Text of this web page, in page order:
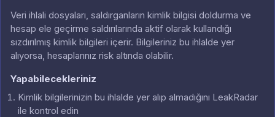
Veri ihlali dosyaları, saldırganların kimlik bilgisi doldurma ve
hesap ele geçirme saldırılarında aktif olarak kullandığı
sızdırılmış kimlik bilgileri içerir. Bilgileriniz bu ihlalde yer
alıyorsa, hesaplarınız risk altında olabilir.
Yapabilecekleriniz
Kimlik bilgilerinizin bu ihlalde yer alıp almadığını LeakRadar
ile kontrol edin